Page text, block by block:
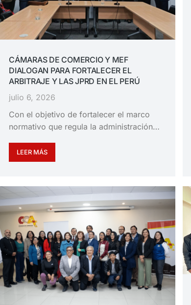
CÁMARAS DE COMERCIO Y MEF
DIALOGAN PARA FORTALECER EL
ARBITRAJE Y LAS JPRD EN EL PERÚ
julio 6, 2026
Con el objetivo de fortalecer el marco
normativo que regula la administración…
LEER MÁS